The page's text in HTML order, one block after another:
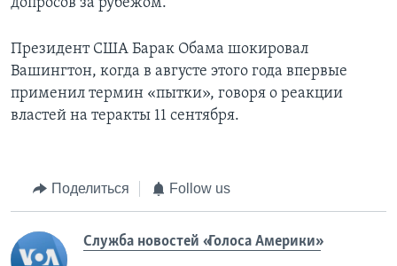
допросов за рубежом.
Президент США Барак Обама шокировал
Вашингтон, когда в августе этого года впервые
применил термин «пытки», говоря о реакции
властей на теракты 11 сентября.
Поделиться Follow us
Служба новостей «Голоса Америки»